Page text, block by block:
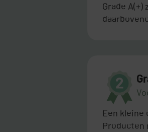
Grade
Een kleine
Producten